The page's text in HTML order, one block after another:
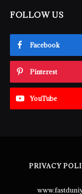
FOLLOW US
Facebook
Pinterest
YouTube
PRIVACY